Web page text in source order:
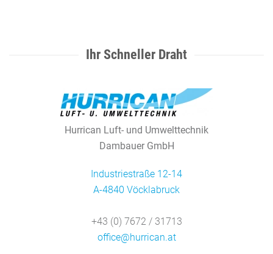
Ihr Schneller Draht
Hurrican Luft- und Umwelttechnik
Dambauer GmbH
Industriestraße 12-14
A-4840 Vöcklabruck
+43 (0) 7672 / 31713
office@hurrican.at